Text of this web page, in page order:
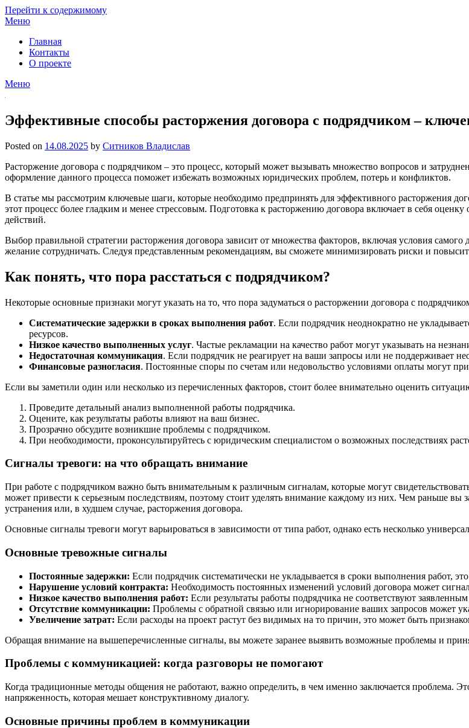
Перейти к содержимому
Меню
Главная
Контакты
О проекте
Меню
Эффективные способы расторжения договора с подрядчиком –
Posted on 14.08.2025 by Ситников Владислав
Расторжение договора с подрядчиком – это процесс, который может вызывать множество вопросов и
оформление данного процесса поможет избежать возможных юридических проблем, потерь и конфликтов.
В статье мы рассмотрим ключевые шаги, которые необходимо предпринять для эффективного расторжения
этот процесс более гладким и менее стрессовым. Подготовка к расторжению договора включает в себя
действий.
Выбор правильной стратегии расторжения договора зависит от множества факторов, включая условия
желание сотрудничать. Следуя представленным рекомендациям, вы сможете минимизировать риски и
Как понять, что пора расстаться с подрядчиком?
Некоторые основные признаки могут указать на то, что пора задуматься о расторжении договора с
Систематические задержки в сроках выполнения работ. Если подрядчик неоднократно не
ресурсов.
Низкое качество выполненных услуг. Частые рекламации на качество работ могут указывать на
Недостаточная коммуникация. Если подрядчик не реагирует на ваши запросы или не поддерживает
Финансовые разногласия. Постоянные споры по счетам или недовольство условиями оплаты могут
Если вы заметили один или несколько из перечисленных факторов, стоит более внимательно оценить
Проведите детальный анализ выполненной работы подрядчика.
Оцените, как результаты работы влияют на ваш бизнес.
Прозрачно обсудите возникшие проблемы с подрядчиком.
При необходимости, проконсультируйтесь с юридическим специалистом о возможных последствиях
Сигналы тревоги: на что обращать внимание
При работе с подрядчиком важно быть внимательным к различным сигналам, которые могут
может привести к серьезным последствиям, поэтому стоит уделять внимание каждому из них. Чем раньше
устранения или, в худшем случае, расторжения договора.
Основные сигналы тревоги могут варьироваться в зависимости от типа работ, однако есть несколько
Основные тревожные сигналы
Постоянные задержки: Если подрядчик систематически не укладывается в сроки выполнения работ,
Нарушение условий контракта: Необходимость постоянных изменений условий договора может
Низкое качество выполнения работ: Если результаты работы подрядчика не соответствуют
Отсутствие коммуникации: Проблемы с обратной связью или игнорирование ваших запросов может
Увеличение затрат: Если расходы на проект растут без видимых на то причин, это может быть
Обращая внимание на вышеперечисленные сигналы, вы можете заранее выявить возможные проблемы и
Проблемы с коммуникацией: когда разговоры не помогают
Когда традиционные методы общения не работают, важно определить, в чем именно заключается проблема.
напряженность, которая мешает конструктивному диалогу.
Основные причины проблем в коммуникации